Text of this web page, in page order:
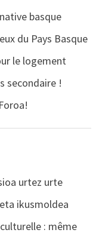
basque
du Pays Basque
le logement
secondaire !
urtez urte
ikusmoldea
: même